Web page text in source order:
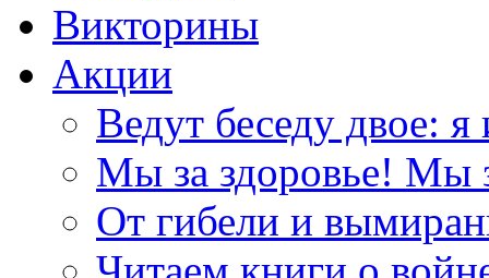
Викторины
Акции
Ведут беседу двое: я
Мы за здоровье! Мы
От гибели и